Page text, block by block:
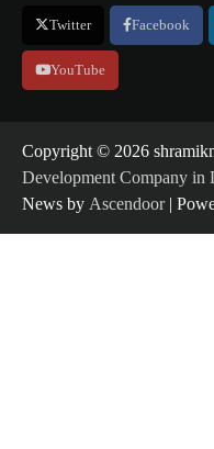
Twitter Facebook
YouTube
Copyright ©️ 2026
Development Company in
News by Ascendoor|